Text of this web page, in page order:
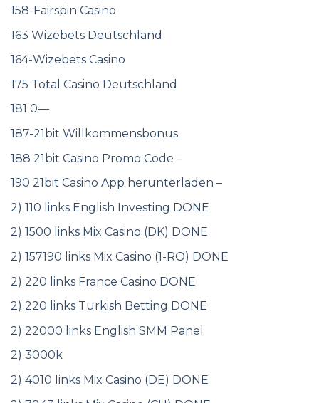
158-Fairspin Casino
163 Wizebets Deutschland
164-Wizebets Casino
175 Total Casino Deutschland
181 0—
187-21bit Willkommensbonus
188 21bit Casino Promo Code –
190 21bit Casino App herunterladen –
2) 110 links English Investing DONE
2) 1500 links Mix Casino (DK) DONE
2) 157190 links Mix Casino (1-RO) DONE
2) 220 links France Casino DONE
2) 220 links Turkish Betting DONE
2) 22000 links English SMM Panel
2) 3000k
2) 4010 links Mix Casino (DE) DONE